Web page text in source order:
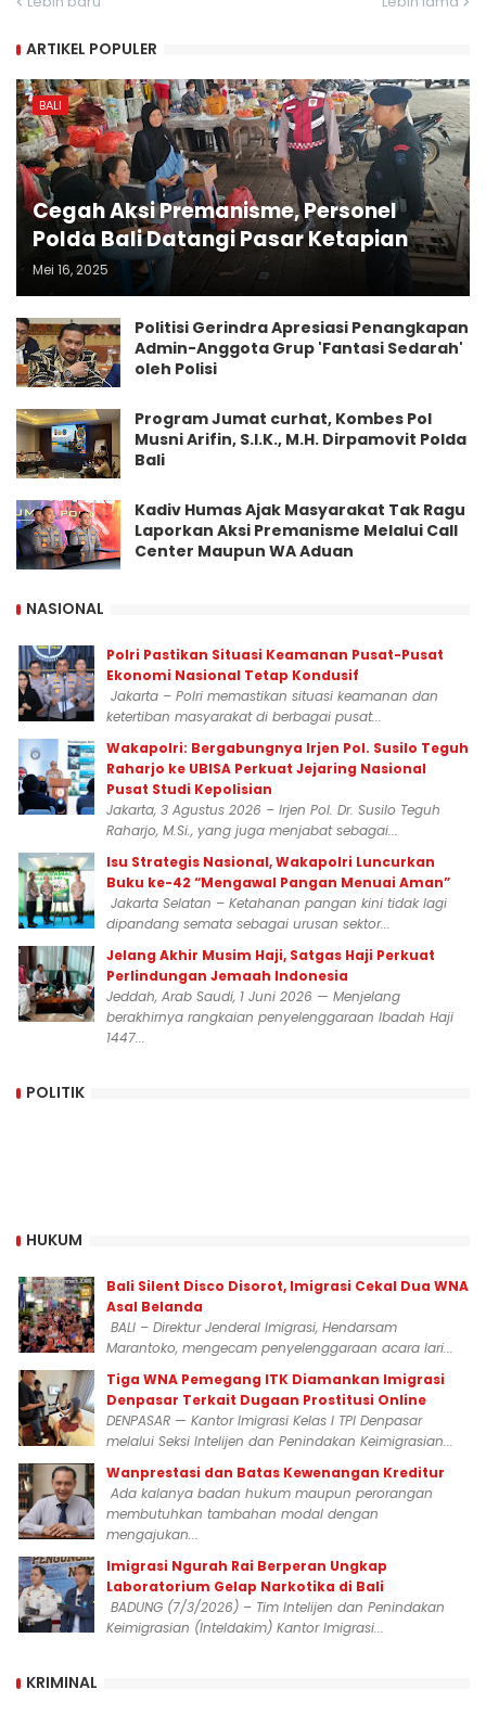
ARTIKEL POPULER
BALI
Cegah Aksi Premanisme, Personel
Polda Bali Datangi Pasar Ketapian
Mei 16, 2025
Politisi Gerindra Apresiasi Penangkapan
Admin-Anggota Grup 'Fantasi Sedarah'
oleh Polisi
Program Jumat curhat, Kombes Pol
Musni Arifin, S.I.K., M.H. Dirpamovit Polda
Bali
Kadiv Humas Ajak Masyarakat Tak Ragu
Laporkan Aksi Premanisme Melalui Call
Center Maupun WA Aduan
NASIONAL
Polri Pastikan Situasi Keamanan Pusat-Pusat
Ekonomi Nasional Tetap Kondusif
Jakarta – Polri memastikan situasi keamanan dan
ketertiban masyarakat di berbagai pusat...
Wakapolri: Bergabungnya Irjen Pol. Susilo Teguh
Raharjo ke UBISA Perkuat Jejaring Nasional
Pusat Studi Kepolisian
Jakarta, 3 Agustus 2026 – Irjen Pol. Dr. Susilo Teguh
Raharjo, M.Si., yang juga menjabat sebagai...
Isu Strategis Nasional, Wakapolri Luncurkan
Buku ke-42 “Mengawal Pangan Menuai Aman”
Jakarta Selatan – Ketahanan pangan kini tidak lagi
dipandang semata sebagai urusan sektor...
Jelang Akhir Musim Haji, Satgas Haji Perkuat
Perlindungan Jemaah Indonesia
Jeddah, Arab Saudi, 1 Juni 2026 — Menjelang
berakhirnya rangkaian penyelenggaraan Ibadah Haji
1447...
POLITIK
HUKUM
Bali Silent Disco Disorot, Imigrasi Cekal Dua WNA
Asal Belanda
BALI – Direktur Jenderal Imigrasi, Hendarsam
Marantoko, mengecam penyelenggaraan acara lari...
Tiga WNA Pemegang ITK Diamankan Imigrasi
Denpasar Terkait Dugaan Prostitusi Online
DENPASAR — Kantor Imigrasi Kelas I TPI Denpasar
melalui Seksi Intelijen dan Penindakan Keimigrasian...
Wanprestasi dan Batas Kewenangan Kreditur
Ada kalanya badan hukum maupun perorangan
membutuhkan tambahan modal dengan
mengajukan...
Imigrasi Ngurah Rai Berperan Ungkap
Laboratorium Gelap Narkotika di Bali
BADUNG (7/3/2026) – Tim Intelijen dan Penindakan
Keimigrasian (Inteldakim) Kantor Imigrasi...
KRIMINAL